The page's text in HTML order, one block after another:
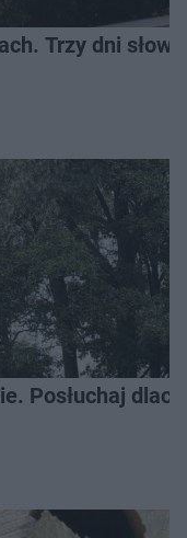
Trzy dni
Posłuchaj